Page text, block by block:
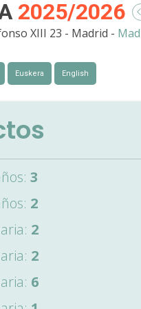
2025/2026
XIII 23 - Madrid -
Euskera English
3
2
2
2
6